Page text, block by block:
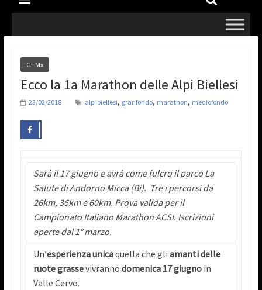
Gf-Mx
Ecco la 1a Marathon delle Alpi Biellesi
23/02/2018 alpi biellesi, granfondo, marathon, mediofondo
Sarà il 17 giugno e avrà come fulcro il parco La
Salute di Andorno Micca (Bi). Tre i percorsi da
26km, 36km e 60km. Prova valida per il
Campionato Italiano Marathon ACSI. Iscrizioni
aperte dal 1° marzo.
Un’esperienza unicaquella che gli amanti delle
ruote grassevivranno domenica 17 giugno in
Valle Cervo.